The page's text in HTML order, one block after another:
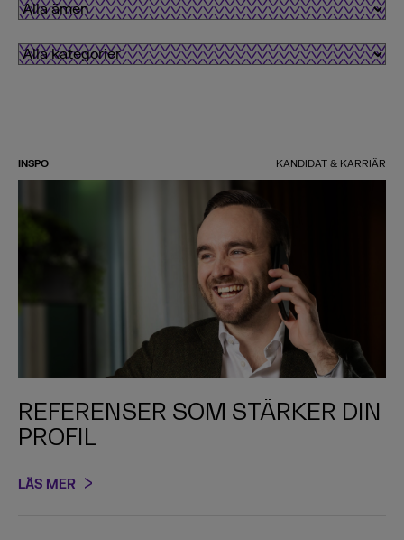
INSPO KANDIDAT & KARRIÄR
REFERENSER SOM STÄRKER DIN
PROFIL
LÄS MER